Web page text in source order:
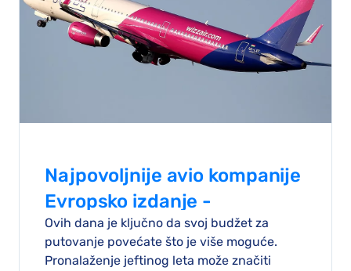
Najpovoljnije avio kompanije
Evropsko izdanje -
Najjeftinije avio kompanije
sa sedištem u EU za 2026
Ovih dana je ključno da svoj budžet za
putovanje povećate što je više moguće.
Pronalaženje jeftinog leta može značiti